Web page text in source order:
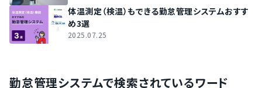
体温測定（検温）もできる勤怠管理システムおすす
め3選
2025.07.25
勤怠管理システムで検索されているワード